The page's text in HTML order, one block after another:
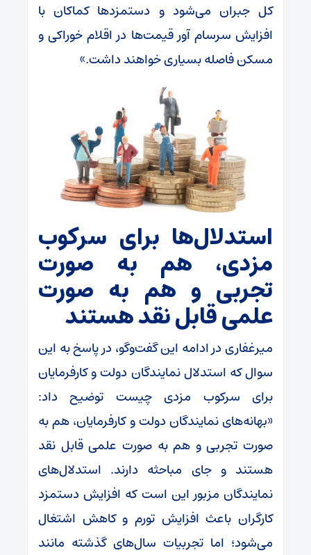
کل جبران می‌شود و دستمزدها کماکان با
افزایش سرسام آور قیمت‌ها در اقلام خوراکی و
مسکن فاصله بسیاری خواهند داشت.»
استدلال‌ها برای سرکوب
مزدی، هم به صورت
تجربی و هم به صورت
علمی قابل نقد هستند
میرغفاری در ادامه این گفت‌وگو، در پاسخ به این
سوال که استدلال نمایندگان دولت و کارفرمایان
برای سرکوب مزدی چیست توضیح داد:
«بهانه‌های نمایندگان دولت و کارفرمایان، هم به
صورت تجربی و هم به صورت علمی قابل نقد
هستند و جای مباحثه دارند. استدلال‌های
نمایندگان مزبور این است که افزایش دستمزد
کارگران باعث افزایش تورم و کاهش اشتغال
می‌شود؛ اما تجربیات سال‌های گذشته مانند